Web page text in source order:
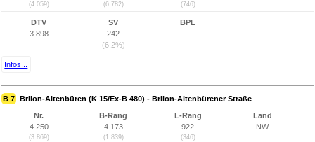
(4.059) (6.782) (746)
DTV
3.898
SV
242
(6,2%)
BPL
Infos...
B 7 Brilon-Altenbüren (K 15/Ex-B 480) - Brilon-Altenbürener Straße
Nr.
4.250
(3.869)
B-Rang
4.173
(1.839)
L-Rang
922
(346)
Land
NW